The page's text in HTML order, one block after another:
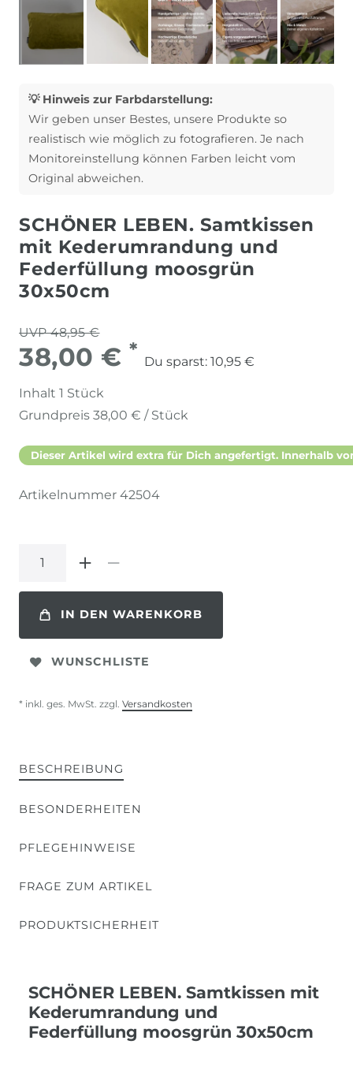
💡 Hinweis zur Farbdarstellung:
Wir geben unser Bestes, unsere Produkte so
realistisch wie möglich zu fotografieren. Je nach
Monitoreinstellung können Farben leicht vom
Original abweichen.
SCHÖNER LEBEN. Samtkissen
mit Kederumrandung und
Federfüllung moosgrün
30x50cm
UVP 48,95 €
38,00 € *
Du sparst: 10,95 €
Inhalt 1 Stück
Grundpreis 38,00 € / Stück
Dieser Artikel wird extra für Dich angefertigt. Innerhalb
Artikelnummer 42504
IN DEN WARENKORB
WUNSCHLISTE
* inkl. ges. MwSt. zzgl. Versandkosten
BESCHREIBUNG
BESONDERHEITEN
PFLEGEHINWEISE
FRAGE ZUM ARTIKEL
PRODUKTSICHERHEIT
SCHÖNER LEBEN. Samtkissen mit
Kederumrandung und
Federfüllung moosgrün 30x50cm